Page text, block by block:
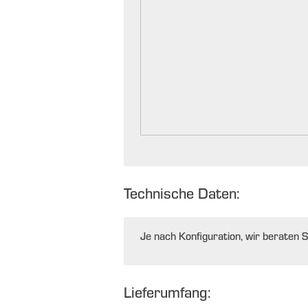
Technische Daten:
Je nach Konfiguration, wir beraten
Lieferumfang: